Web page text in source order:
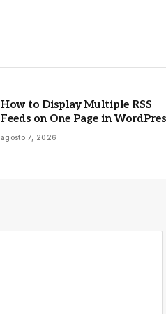
How to Display Multiple RSS
Feeds on One Page in
agosto 7, 2026